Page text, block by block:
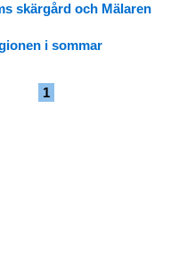
skärgård och Mälaren
i sommar
1